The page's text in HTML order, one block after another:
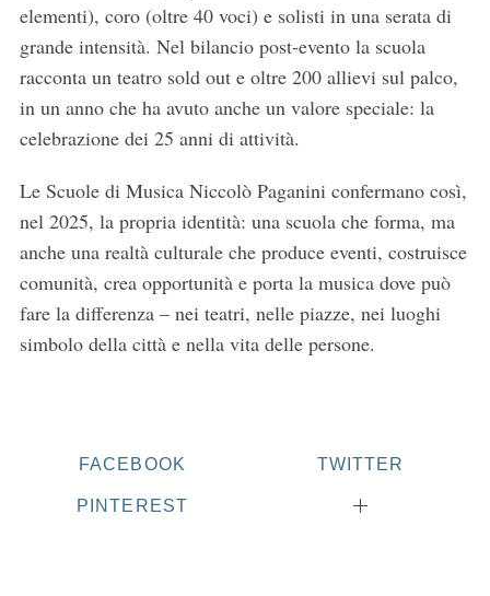
elementi), coro (oltre 40 voci) e solisti in una serata di
grande intensità. Nel bilancio post-evento la scuola
racconta un teatro sold out e oltre 200 allievi sul palco,
in un anno che ha avuto anche un valore speciale: la
celebrazione dei 25 anni di attività.
Le Scuole di Musica Niccolò Paganini confermano così,
nel 2025, la propria identità: una scuola che forma, ma
anche una realtà culturale che produce eventi, costruisce
comunità, crea opportunità e porta la musica dove può
fare la differenza – nei teatri, nelle piazze, nei luoghi
simbolo della città e nella vita delle persone.
FACEBOOK TWITTER
PINTEREST